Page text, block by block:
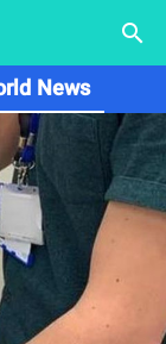
search
News